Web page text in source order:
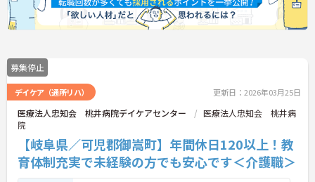
募集停止
デイケア（通所リハ） 更新日：2026年03月25日
医療法人忠知会 桃井病院デイケアセンター
医療法人忠知会 桃井病
院
【岐阜県／可児郡御嵩町】年間休日120以上！教
育体制充実で未経験の方でも安心です＜介護職＞